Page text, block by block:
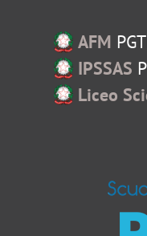
AFM
IPSSAS
Liceo